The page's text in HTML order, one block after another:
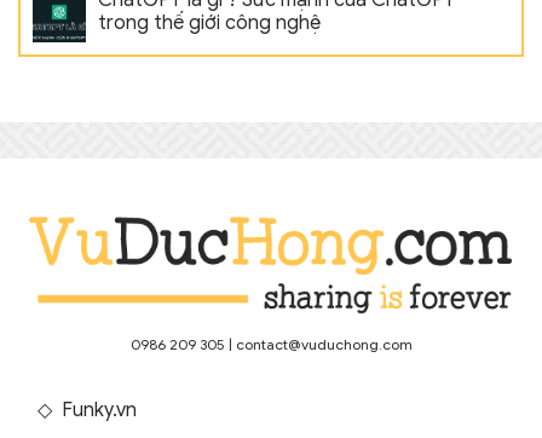
trong thế giới công nghệ
0986 209 305 | contact@vuduchong.com
◇ Funky.vn